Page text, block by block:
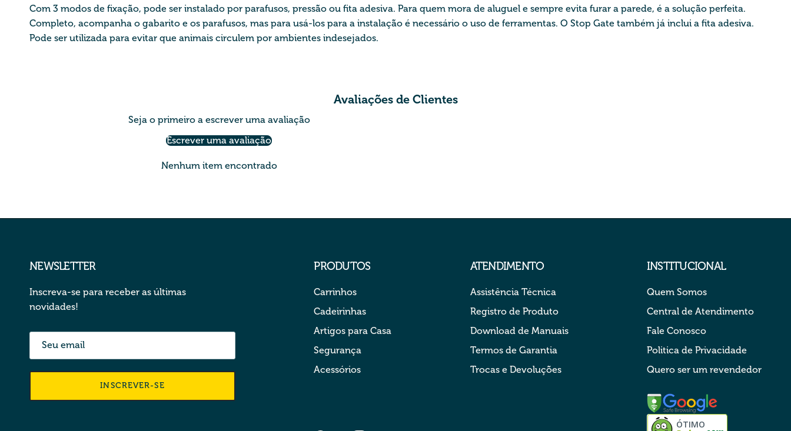
Com 3 modos de fixação, pode ser instalado por parafusos, pressão ou fita adesiva. Para quem mora de aluguel e sempre evita furar a parede, é a solução perfeita.
Completo, acompanha o gabarito e os parafusos, mas para usá-los para a instalação é necessário o uso de ferramentas. O Stop Gate também já inclui a fita adesiva.
Pode ser utilizada para evitar que animais circulem por ambientes indesejados.
Avaliações de Clientes
Seja o primeiro a escrever uma avaliação
Escrever uma avaliação
Nenhum item encontrado
NEWSLETTER
Inscreva-se para receber as últimas
novidades!
INSCREVER-SE
PRODUTOS
Carrinhos
Cadeirinhas
Artigos para Casa
Segurança
Acessórios
ATENDIMENTO
Assistência Técnica
Registro de Produto
Download de Manuais
Termos de Garantia
Trocas e Devoluções
INSTITUCIONAL
Quem Somos
Central de Atendimento
Fale Conosco
Politica de Privacidade
Quero ser um revendedor
ÓTIMO